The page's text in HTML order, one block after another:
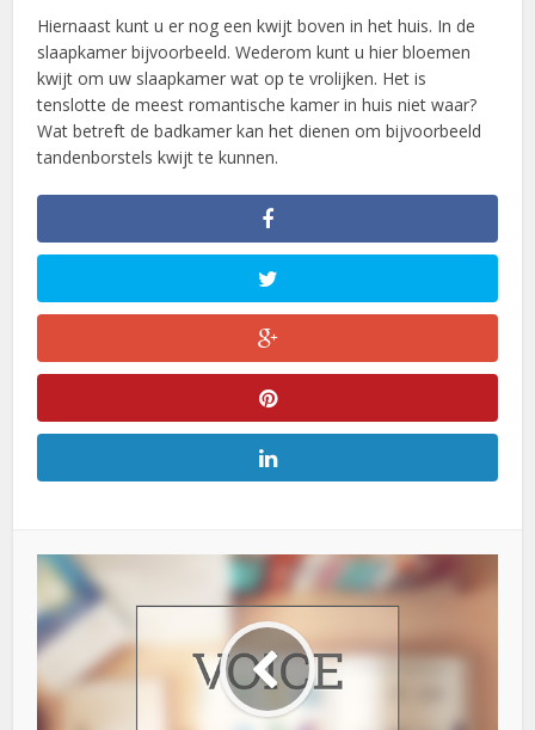
Hiernaast kunt u er nog een kwijt boven in het huis. In de
slaapkamer bijvoorbeeld. Wederom kunt u hier bloemen
kwijt om uw slaapkamer wat op te vrolijken. Het is
tenslotte de meest romantische kamer in huis niet waar?
Wat betreft de badkamer kan het dienen om bijvoorbeeld
tandenborstels kwijt te kunnen.